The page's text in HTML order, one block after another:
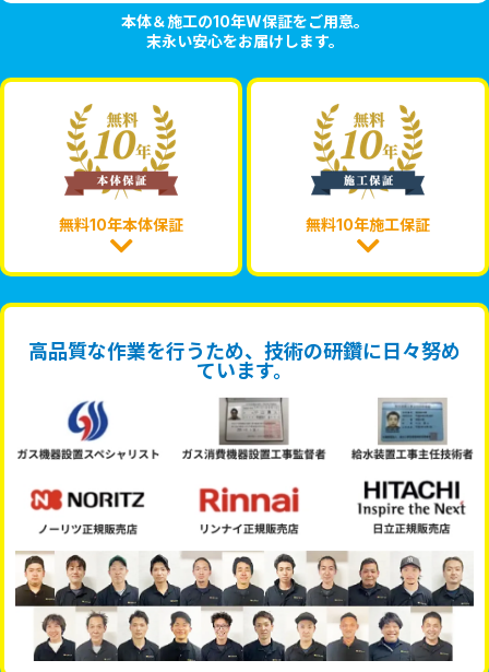
本体＆施工の10年W保証をご用意。
末永い安心をお届けします。
無料10年本体保証 無料10年施工保証
高品質な作業を行うため、技術の研鑽に日々努め
ています。